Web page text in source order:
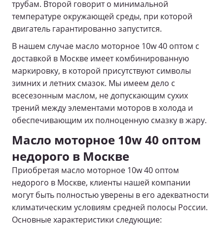
трубам. Второй говорит о минимальной
температуре окружающей среды, при которой
двигатель гарантированно запустится.
В нашем случае масло моторное 10w 40 оптом с
доставкой в Москве имеет комбинированную
маркировку, в которой присутствуют символы
зимних и летних смазок. Мы имеем дело с
всесезонным маслом, не допускающим сухих
трений между элементами моторов в холода и
обеспечивающим их полноценную смазку в жару.
Масло моторное 10w 40 оптом
недорого в Москве
Приобретая масло моторное 10w 40 оптом
недорого в Москве, клиенты нашей компании
могут быть полностью уверены в его адекватности
климатическим условиям средней полосы России.
Основные характеристики следующие: